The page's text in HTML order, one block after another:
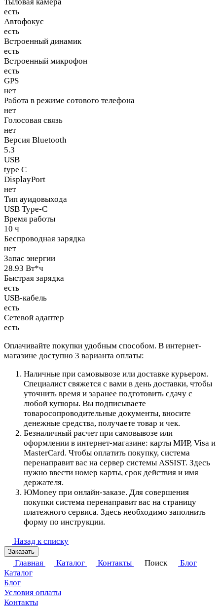
Тыловая камера
есть
Автофокус
есть
Встроенный динамик
есть
Встроенный микрофон
есть
GPS
нет
Работа в режиме сотового телефона
нет
Голосовая связь
нет
Версия Bluetooth
5.3
USB
type C
DisplayPort
нет
Тип ауидовыхода
USB Type-C
Время работы
10 ч
Беспроводная зарядка
нет
Запас энергии
28.93 Вт*ч
Быстрая зарядка
есть
USB-кабель
есть
Сетевой адаптер
есть
Оплачивайте покупки удобным способом. В интернет-
магазине доступно 3 варианта оплаты:
Наличные при самовывозе или доставке курьером.
Специалист свяжется с вами в день доставки, чтобы
уточнить время и заранее подготовить сдачу с
любой купюры. Вы подписываете
товаросопроводительные документы, вносите
денежные средства, получаете товар и чек.
Безналичный расчет при самовывозе или
оформлении в интернет-магазине: карты МИР, Visa и
MasterCard. Чтобы оплатить покупку, система
перенаправит вас на сервер системы ASSIST. Здесь
нужно ввести номер карты, срок действия и имя
держателя.
ЮMoney при онлайн-заказе. Для совершения
покупки система перенаправит вас на страницу
платежного сервиса. Здесь необходимо заполнить
форму по инструкции.
Назад к списку
Заказать
Главная Каталог Контакты Поиск
Блог
Каталог
Блог
Условия оплаты
Контакты